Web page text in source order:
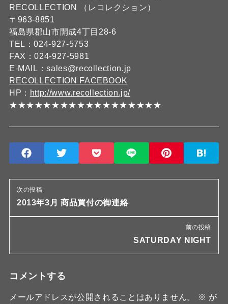
RECOLLECTION （レコレクション）
〒963-8851
福島県郡山市開成4丁目28-6
TEL：024-927-5753
FAX：024-927-5981
E-MAIL：sales@recollection.jp
RECOLLECTION FACEBOOK
HP： http://www.recollection.jp/
★★★★★★★★★★★★★★★★★★
次の投稿
2013年3月 商品買付の御連絡
前の投稿
SATURDAY NIGHT
コメントする
メールアドレスが公開されることはありません。 ※ が